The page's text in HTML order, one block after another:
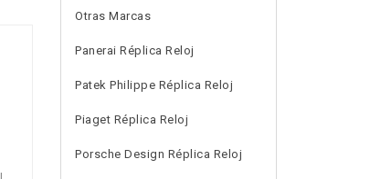
Otras Marcas
Panerai Réplica Reloj
Patek Philippe Réplica Reloj
Piaget Réplica Reloj
Porsche Design Réplica Reloj